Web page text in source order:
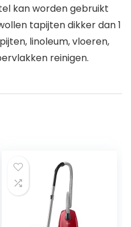
kan worden gebruikt
tapijten dikker dan 1
linoleum, vloeren,
reinigen.